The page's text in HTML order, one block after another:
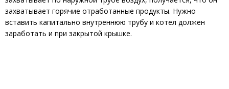
захватывает горячие отработанные продукты. Нужно
вставить капитально внутреннюю трубу и котел должен
заработать и при закрытой крышке.